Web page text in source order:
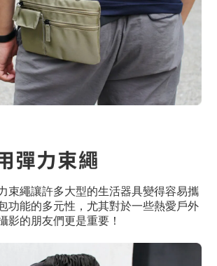
束繩讓許多大型的生活器具變得容易攜
功能的多元性，尤其對於一些熱愛戶外
影的朋友們更是重要！